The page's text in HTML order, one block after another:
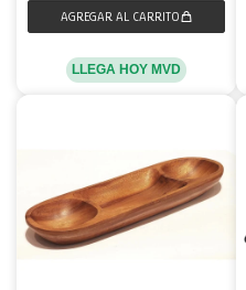
LLEGA HOY MVD